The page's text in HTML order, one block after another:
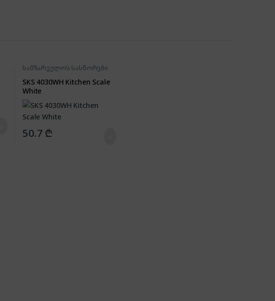
სამზარეულოს სასწორები
SKS 4030WH Kitchen Scale
White
50.7 ₾